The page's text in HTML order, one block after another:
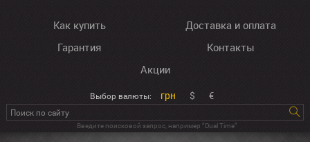
Как купить
Доставка и оплата
Гарантия
Контакты
Акции
Выбор валюты: грн $ €
Введите поисковой запрос, например “Dual Time”